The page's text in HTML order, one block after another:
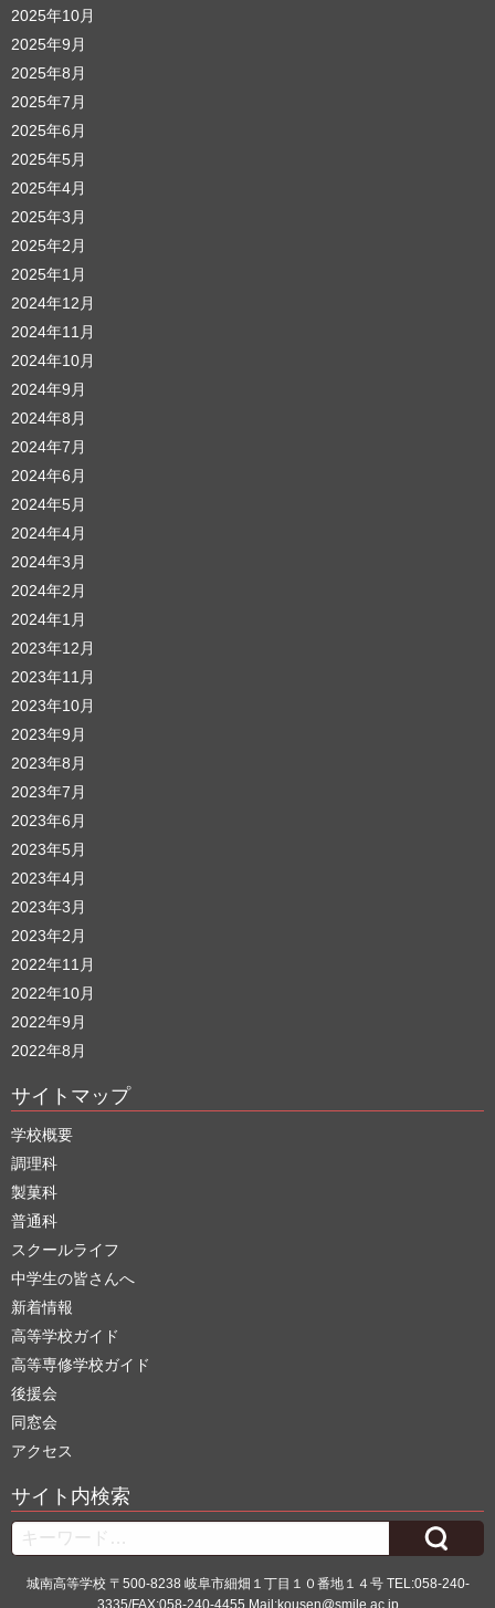
2025年10月
2025年9月
2025年8月
2025年7月
2025年6月
2025年5月
2025年4月
2025年3月
2025年2月
2025年1月
2024年12月
2024年11月
2024年10月
2024年9月
2024年8月
2024年7月
2024年6月
2024年5月
2024年4月
2024年3月
2024年2月
2024年1月
2023年12月
2023年11月
2023年10月
2023年9月
2023年8月
2023年7月
2023年6月
2023年5月
2023年4月
2023年3月
2023年2月
2022年11月
2022年10月
2022年9月
2022年8月
サイトマップ
学校概要
調理科
製菓科
普通科
スクールライフ
中学生の皆さんへ
新着情報
高等学校ガイド
高等専修学校ガイド
後援会
同窓会
アクセス
サイト内検索
Search
城南高等学校 〒500-8238 岐阜市細畑１丁目１０番地１４号 TEL:058-240-
3335/FAX:058-240-4455 Mail:kousen@smile.ac.jp